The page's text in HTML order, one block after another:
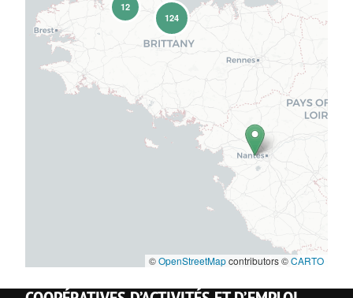
12
124
©OpenStreetMapcontributors ©CARTO